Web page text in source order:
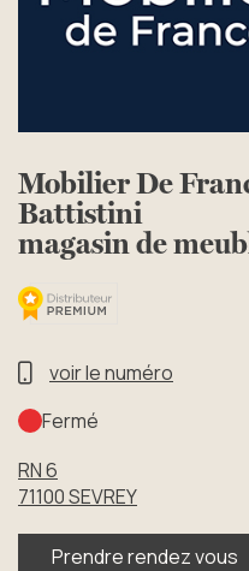
Mobilier De
Battistini
magasin de
voir le numéro
Fermé
RN 6
71100SEVREY
Prendre rendez vous